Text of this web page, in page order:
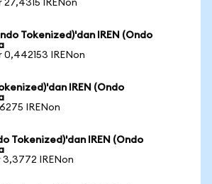
27,4315 IRENon
Tokenized)'dan IREN (Ondo
0,442153 IRENon
IREN (Ondo
IRENon
Tokenized)'dan IREN (Ondo
3,3772 IRENon